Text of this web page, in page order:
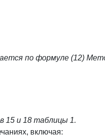
по формуле (12)
15 и 18 таблицы 1.
включая: